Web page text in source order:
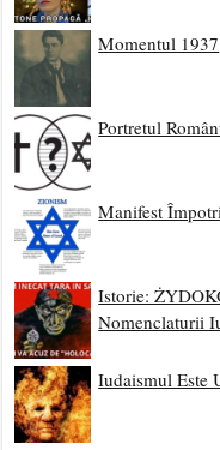
Momentul 1937
Portretul
Manifest
Istorie:
Nomenclaturii
Iudaismul Este